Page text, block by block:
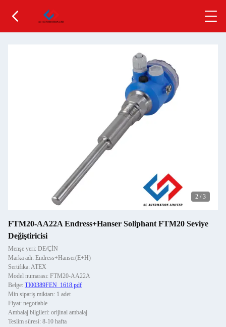
2 / 3
FTM20-AA22A Endress+Hanser Soliphant FTM20 Seviye
Değiştiricisi
Menşe yeri: DE/ÇİN
Marka adı: Endress+Hanser(E+H)
Sertifika: ATEX
Model numarası: FTM20-AA22A
Belge: TI00389FEN_1618.pdf
Min sipariş miktarı: 1 adet
Fiyat: negotiable
Ambalaj bilgileri: orijinal ambalaj
Teslim süresi: 8-10 hafta